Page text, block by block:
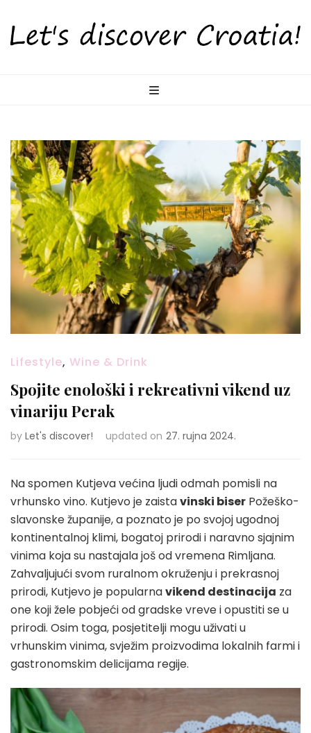
Lifestyle, Wine & Drink
Spojite enološki i rekreativni vikend uz
vinariju Perak
by Let's discover! updated on 27. rujna 2024.
Na spomen Kutjeva većina ljudi odmah pomisli na
vrhunsko vino. Kutjevo je zaistavinski biser Požeško-
slavonske županije, a poznato je po svojoj ugodnoj
kontinentalnoj klimi, bogatoj prirodi i naravno sjajnim
vinima koja su nastajala još od vremena Rimljana.
Zahvaljujući svom ruralnom okruženju i prekrasnoj
prirodi, Kutjevo je popularnavikend destinacija za
one koji žele pobjeći od gradske vreve i opustiti se u
prirodi. Osim toga, posjetitelji mogu uživati u
vrhunskim vinima, svježim proizvodima lokalnih farmi i
gastronomskim delicijama regije.